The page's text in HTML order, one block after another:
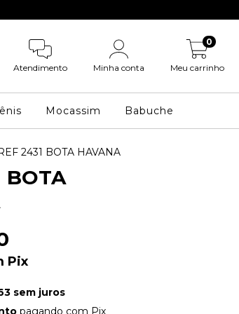
Atendimento Minha conta Meu carrinho
0
Mocassim Babuche
2431 BOTA HAVANA
BOTA
Pix
sem juros
pagando com Pix